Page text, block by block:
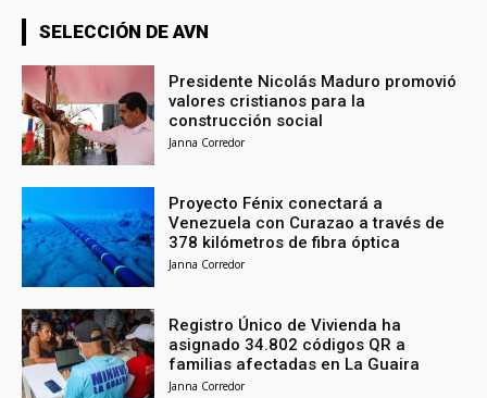
SELECCIÓN DE AVN
Presidente Nicolás Maduro promovió
valores cristianos para la
construcción social
Janna Corredor
Proyecto Fénix conectará a
Venezuela con Curazao a través de
378 kilómetros de fibra óptica
Janna Corredor
Registro Único de Vivienda ha
asignado 34.802 códigos QR a
familias afectadas en La Guaira
Janna Corredor